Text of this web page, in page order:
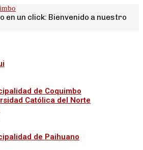
en un click: Bienvenido a nuestro
de Coquimbo
Católica del Norte
de Paihuano